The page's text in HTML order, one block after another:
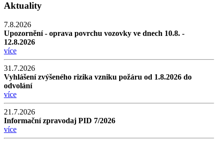
Aktuality
7.8.2026
Upozornění - oprava povrchu vozovky ve dnech 10.8. -
12.8.2026
více
31.7.2026
Vyhlášení zvýšeného rizika vzniku požáru od 1.8.2026 do
odvolání
více
21.7.2026
Informační zpravodaj PID 7/2026
více